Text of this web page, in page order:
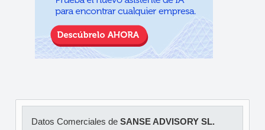
Datos Comerciales de SANSE ADVISORY SL.